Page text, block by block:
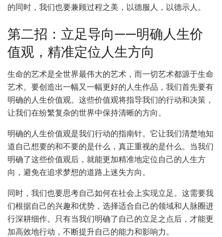
的同时，我们也要兼顾过程之美，以德服人，以德示人。
第二招：立足导向——明确人生价
值观，精准定位人生方向
生命的艺术是全世界最伟大的艺术，而一切艺术都源于生命
艺术。要创造出一幅又一幅更好的人生作品，我们首先要有
明确的人生价值观。这些价值观将指导我们的行动和决策，
让我们在纷繁复杂的世界中保持清晰的方向。
明确的人生价值观是我们行动的指南针。它让我们清楚地知
道自己想要的和不要的是什么，真正重视的是什么。当我们
明确了这些价值观后，就能更加精准地定位自己的人生方
向，避免在追求梦想的道路上迷失方向。
同时，我们也要思考自己如何在社会上实现立足。这需要我
们根据自己的兴趣和优势，选择适合自己的领域和人脉圈进
行深耕细作。只有当我们明确了自己的立足之点后，才能更
加高效地行动，不断提升自己的能力和影响力。